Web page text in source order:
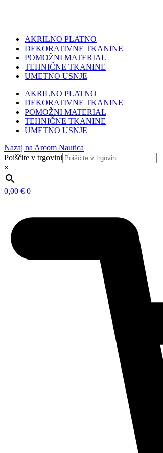
AKRILNO PLATNO
DEKORATIVNE TKANINE
POMOŽNI MATERIAL
TEHNIČNE TKANINE
UMETNO USNJE
AKRILNO PLATNO
DEKORATIVNE TKANINE
POMOŽNI MATERIAL
TEHNIČNE TKANINE
UMETNO USNJE
Nazaj na Arcom Nautica
Poiščite v trgovini
×
0,00 € 0